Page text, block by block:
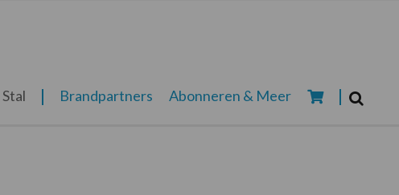
Stal Brandpartners Abonneren & Meer